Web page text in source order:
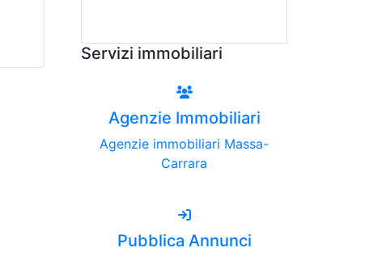
Servizi immobiliari
Agenzie Immobiliari
Agenzie immobiliari Massa-
Carrara
Pubblica Annunci